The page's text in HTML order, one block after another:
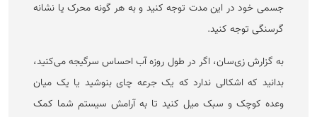
جسمی خود در این مدت توجه کنید و به هر گونه محرک یا نشانه
گرسنگی توجه کنید.
به گزارش زی‌سان، اگر در طول روزه آب احساس سرگیجه می‌کنید،
بدانید که اشکالی ندارد که یک جرعه چای بنوشید یا یک میان
وعده کوچک و سبک میل کنید تا به آرامش سیستم شما کمک